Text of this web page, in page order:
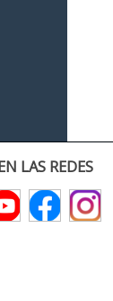
LAS REDES